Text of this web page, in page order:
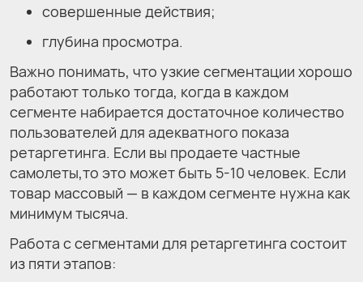
совершенные действия;
глубина просмотра.
Важно понимать, что узкие сегментации хорошо
работают только тогда, когда в каждом
сегменте набирается достаточное количество
пользователей для адекватного показа
ретаргетинга. Если вы продаете частные
самолеты,то это может быть 5-10 человек. Если
товар массовый — в каждом сегменте нужна как
минимум тысяча.
Работа с сегментами для ретаргетинга состоит
из пяти этапов: